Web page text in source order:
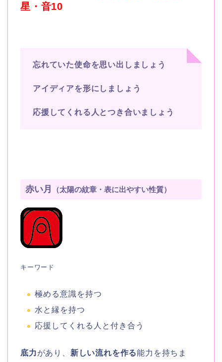
星・音10
忘れていた使命を思い出しましょう
アイディアを形にしましょう
応援してくれる人とつき合いましょう
赤い月 （太陽の紋章・表に出やすい性質）
キーワード
極める意識を持つ
水と縁を持つ
応援してくれる人と付き合う
底力があり、 新しい流れを作る能力を持ちま